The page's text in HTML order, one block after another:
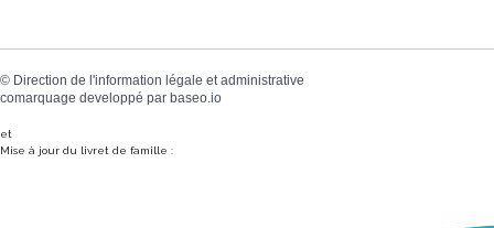
© Direction de l'information légale et administrative
comarquage developpé par baseo.io
et
Mise à jour du livret de famille :